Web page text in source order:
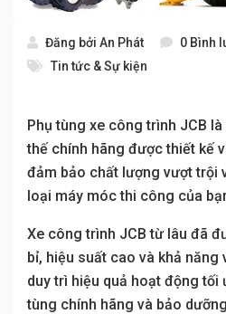
Đăng bởi An Phát
0 Bình
Tin tức & Sự kiện
Phụ tùng xe công trình JCB
thế chính hãng được thiết kế
đảm bảo chất lượng vượt trội
loại máy móc thi công của
Xe công trình JCB từ lâu đã
bỉ, hiệu suất cao và khả năng
duy trì hiệu quả hoạt động tối
tùng chính hãng và bảo